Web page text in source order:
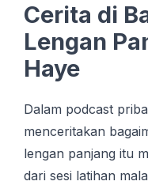
Cerita di
Lengan
Haye
Dalam podcast
mеnсеrіtаkаn
lеngаn panjang itu
dari sesi latihan